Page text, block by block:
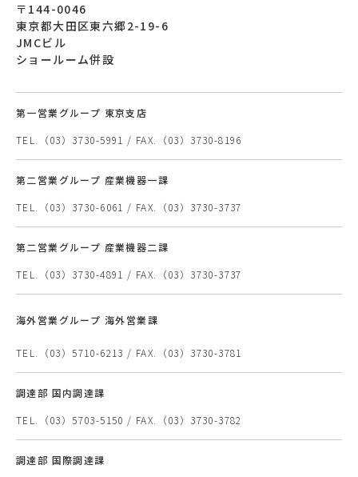
〒144-0046
東京都大田区東六郷2-19-6
JMCビル
ショールーム併設
第一営業グループ 東京支店
TEL.（03）3730-5991 / FAX.（03）3730-8196
第二営業グループ 産業機器一課
TEL.（03）3730-6061 / FAX.（03）3730-3737
第二営業グループ 産業機器二課
TEL.（03）3730-4891 / FAX.（03）3730-3737
海外営業グループ 海外営業課
TEL.（03）5710-6213 / FAX.（03）3730-3781
調達部 国内調達課
TEL.（03）5703-5150 / FAX.（03）3730-3782
調達部 国際調達課